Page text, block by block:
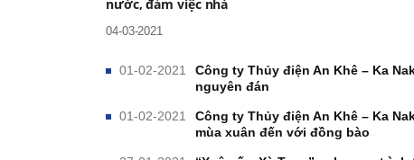
nước, đảm việc nhà
04-03-2021
01-02-2021
Công ty Thủy điện An Khê – Ka
nguyên đán
01-02-2021
Công ty Thủy điện An Khê – Ka
mùa xuân đến với đồng bào